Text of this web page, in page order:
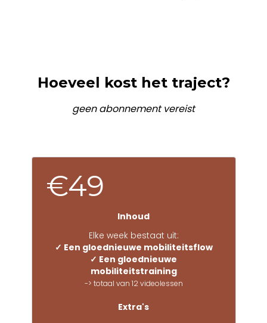
Hoeveel kost het traject?
geen abonnement vereist
€49
Inhoud
Elke week bestaat uit:
✓ Een gloednieuwe mobiliteitsflow
✓ Een gloednieuwe
mobiliteitstraining
-> totaal van 12 videolessen
Extra's